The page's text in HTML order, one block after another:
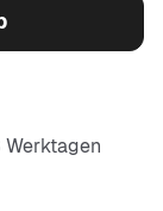
Werktagen